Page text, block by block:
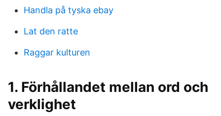
Handla på tyska ebay
Lat den ratte
Raggar kulturen
1. Förhållandet mellan ord och
verklighet